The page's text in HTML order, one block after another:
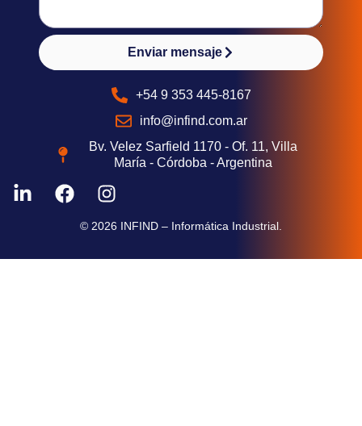
Enviar mensaje
+54 9 353 445-8167
info@infind.com.ar
Bv. Velez Sarfield 1170 - Of. 11, Villa
María - Córdoba - Argentina
© 2026 INFIND – Informática Industrial.